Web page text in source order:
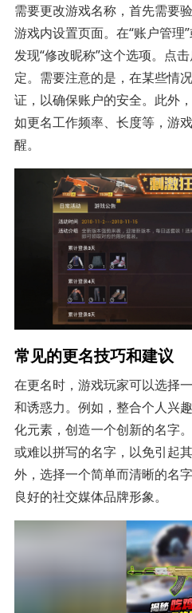
需要更改游戏名称，首先需要
游戏内设置页面。在“账户管理
发现“修改昵称”这个选项。点
定。需要注意的是，在某些情
证，以确保账户的安全。此外
如更名工作频率、长度等，游
醒。
常见的更名技巧和建议
在更名时，游戏玩家可以选择
和诱惑力。例如，整合个人兴
化元素，创造一个创新的名字
或难以拼写的名字，以免引起
外，选择一个简单而清晰的名
良好的社交媒体品牌形象。